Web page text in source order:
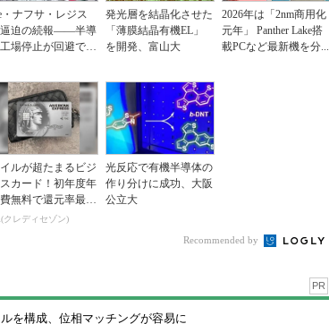
・ナフサ・レジス
逼迫の続報――半導
場停止が回避でき
発光層を結晶化させた
「薄膜結晶有機EL」
を開発、富山大
2026年は「2nm商用化
元年」 Panther Lake搭
載PCなど最新機を分...
ルが超たまるビジ
カード！初年度年
無料で還元率最大
クレディセゾン)
光反応で有機半導体の
作り分けに成功、大阪
公立大
Recommended by
PR
を構成、位相マッチングが容易に